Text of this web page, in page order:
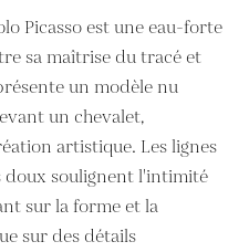
Picasso est une eau-forte
sa maîtrise du tracé et
un modèle nu
un chevalet,
artistique. Les lignes
doux soulignent l'intimité
sur la forme et la
sur des détails